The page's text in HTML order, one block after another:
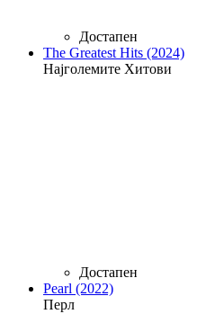
Достапен
The Greatest Hits (2024)
Најголемите Хитови
Достапен
Pearl (2022)
Перл